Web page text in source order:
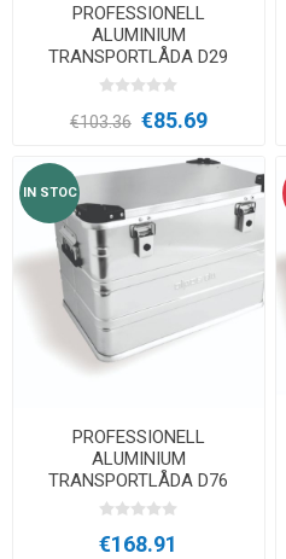
PROFESSIONELL
ALUMINIUM
TRANSPORTLÅDA D29
€103.36 €85.69
IN STOC
PROFESSIONELL
ALUMINIUM
TRANSPORTLÅDA D76
€168.91